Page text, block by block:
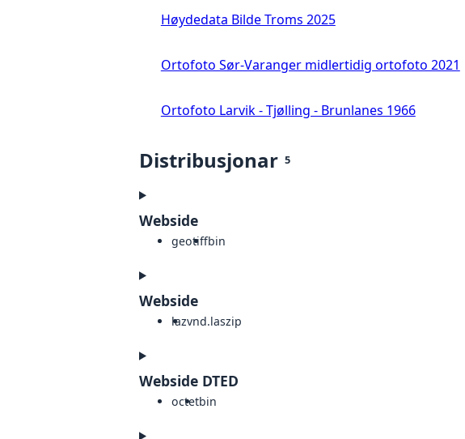
Høydedata Bilde Troms 2025
Ortofoto Sør-Varanger midlertidig ortofoto 2021
Ortofoto Larvik - Tjølling - Brunlanes 1966
Distribusjonar 5
Webside
geotiffbin
Webside
lazvnd.laszip
Webside DTED
octetbin